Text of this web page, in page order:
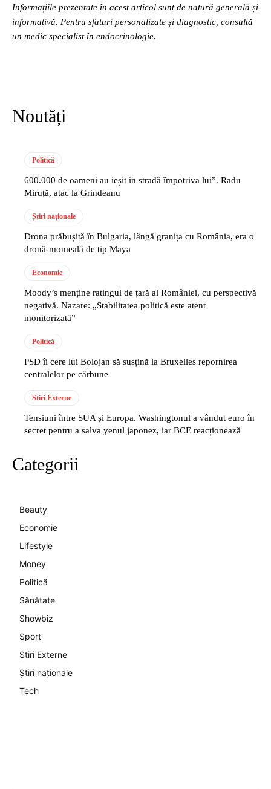
Informațiile prezentate în acest articol sunt de natură generală și
informativă. Pentru sfaturi personalizate și diagnostic, consultă
un medic specialist în endocrinologie.
Noutăți
Politică
600.000 de oameni au ieșit în stradă împotriva lui”. Radu
Miruță, atac la Grindeanu
Știri naționale
Drona prăbușită în Bulgaria, lângă granița cu România, era o
dronă-momeală de tip Maya
Economie
Moody’s menține ratingul de țară al României, cu perspectivă
negativă. Nazare: „Stabilitatea politică este atent
monitorizată”
Politică
PSD îi cere lui Bolojan să susțină la Bruxelles repornirea
centralelor pe cărbune
Stiri Externe
Tensiuni între SUA și Europa. Washingtonul a vândut euro în
secret pentru a salva yenul japonez, iar BCE reacționează
Categorii
Beauty
Economie
Lifestyle
Money
Politică
Sănătate
Showbiz
Sport
Stiri Externe
Știri naționale
Tech